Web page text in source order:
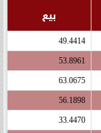
بيع
49.4414
53.8961
63.0675
56.1898
33.4470